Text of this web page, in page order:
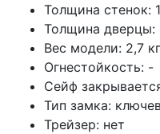
Толщина стенок:
Толщина
Вес модели: 2,7 кг
Огнестойкость: -
Сейф
Тип замка:
Трейзер: нет